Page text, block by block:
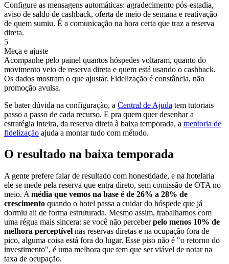
Configure as mensagens automáticas: agradecimento pós-estadia,
aviso de saldo de cashback, oferta de meio de semana e reativação
de quem sumiu. É a comunicação na hora certa que traz a reserva
direta.
5
Meça e ajuste
Acompanhe pelo painel quantos hóspedes voltaram, quanto do
movimento veio de reserva direta e quem está usando o cashback.
Os dados mostram o que ajustar. Fidelização é constância, não
promoção avulsa.
Se bater dúvida na configuração, a Central de Ajuda tem tutoriais
passo a passo de cada recurso. E pra quem quer desenhar a
estratégia inteira, da reserva direta à baixa temporada, a mentoria de
fidelização ajuda a montar tudo com método.
O resultado na baixa temporada
A gente prefere falar de resultado com honestidade, e na hotelaria
ele se mede pela reserva que entra direto, sem comissão de OTA no
meio. A média que vemos na base é de 26% a 28% de
crescimento quando o hotel passa a cuidar do hóspede que já
dormiu ali de forma estruturada. Mesmo assim, trabalhamos com
uma régua mais sincera: se você não perceberpelo menos 10% de
melhora perceptível nas reservas diretas e na ocupação fora de
pico, alguma coisa está fora do lugar. Esse piso não é "o retorno do
investimento", é uma melhora que tem que ser viável de notar na
taxa de ocupação.